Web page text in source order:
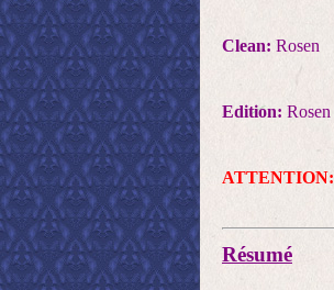
Clean: Rosen
Edition: Rosen
ATTENTION:
Résumé